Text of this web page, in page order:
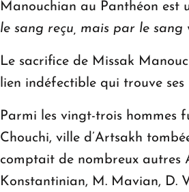
Manouchian au Panthéon est
le sang reçu, mais par le sang
Le sacrifice de Missak
lien indéfectible qui trouve ses
Parmi les vingt-trois hommes
Chouchi, ville d’Artsakh
comptait de nombreux autres
Konstantinian, M. Mavian, D.